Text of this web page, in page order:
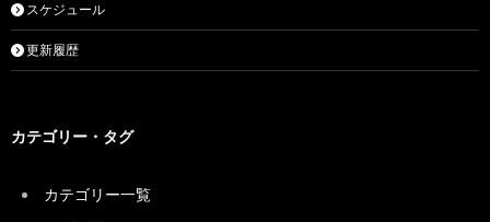
スケジュール
更新履歴
カテゴリー・タグ
カテゴリー一覧